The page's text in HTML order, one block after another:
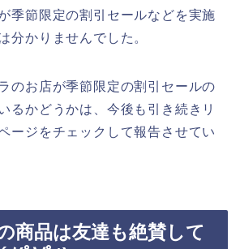
季節限定の割引セールなどを実施
分かりませんでした。
のお店が季節限定の割引セールの
るかどうかは、今後も引き続きリ
ージをチェックして報告させてい
商品は友達も絶賛して